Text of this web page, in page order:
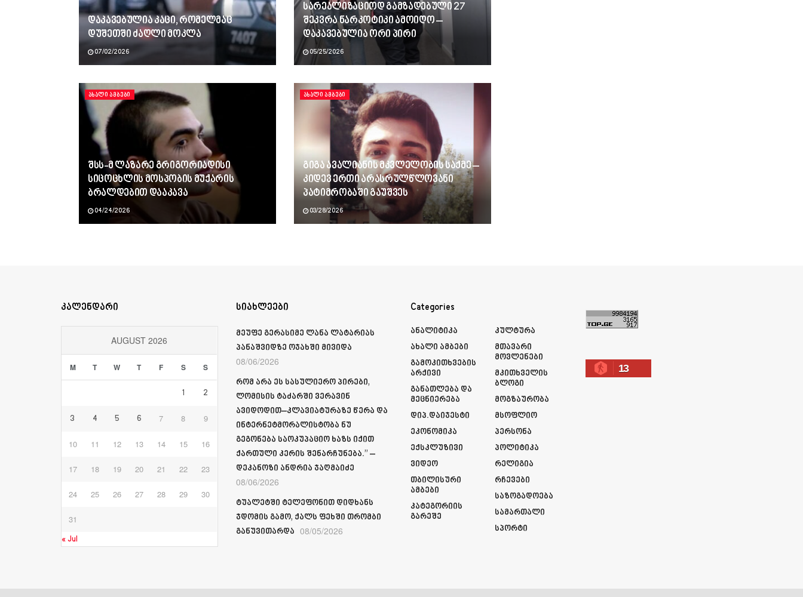
დაკავებულია კაცი, რომელმაც
დუშეთში ძაღლი მოკლა
07/02/2026
სარეალიზაციოდ გამზადებული 27
შეკვრა ნარკოტიკი ამოიღო –
დაკავებულია ორი პირი
05/25/2026
ᲐᲮᲐᲚᲘ ᲐᲛᲑᲔᲑᲘ
შსს-მ ლაზარე გრიგორიადისი
სიცოცხლის მოსპობის მუქარის
ბრალდებით დააკავა
04/24/2026
ᲐᲮᲐᲚᲘ ᲐᲛᲑᲔᲑᲘ
გიგა ავალიანის მკვლელობის საქმე –
კიდევ ერთი არასრულწლოვანი
პატიმრობაში გაუშვეს
03/28/2026
კალენდარი
AUGUST 2026
M T W T F S S
1 2
3 4 5 6 7 8 9
10 11 12 13 14 15 16
17 18 19 20 21 22 23
24 25 26 27 28 29 30
31
« Jul
სიახლეები
მეუფე გერასიმე ლანა ლატარიას
პანაშვიდზე ოჯახში მივიდა
08/06/2026
რომ არა ეს სასულიერო პირები,
ლომისის ტაძარში ვერავინ
ავიდოდით–კლავიატურაზე წერა და
ინტერნეტმორალისტობა ნუ
გეგონება საოკუპაციო ხაზს იქით
ქართული კერის შენარჩუნება.” –
დეკანოზი ანდრია ჯაღმაიძე
08/06/2026
ტუალეტში ტელეფონით დიდხანს
ჯდომის გამო, ქალს ფეხში თრომბი
განუვითარდა 08/05/2026
Categories
Ანალიტიკა
Ახალი Ამბები
Გამოკითხვების
Არქივი
Განათლება Და
Მეცნიერება
Დიპ.დაიჯესტი
Ეკონომიკა
Ექსკლუზივი
Ვიდეო
Თბილისური
Ამბები
Კატეგორიის
Გარეშე
Კულტურა
Მთავარი
Მოვლენები
Მკითხველის
Ბლოგი
Მოგზაურობა
Მსოფლიო
Პერსონა
Პოლიტიკა
Რელიგია
Რჩევები
Საზოგადოება
Სამართალი
Სპორტი
13